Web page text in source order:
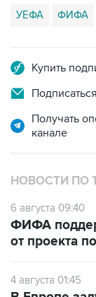
УЕФА ФИФА
Купить
Получать
канале
НОВОСТИ ПО
6 августа 09:40
ФИФА
от проекта
4 августа 01:45